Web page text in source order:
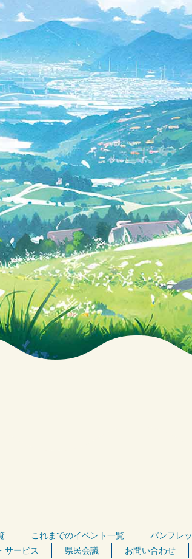
これまでのイベント一覧
パンフレ
サービス 県民会議 お問い合わせ